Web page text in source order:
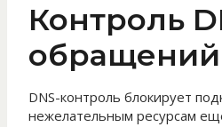
Контроль
обращений
DNS-контроль блокирует
нежелательным ресурсам